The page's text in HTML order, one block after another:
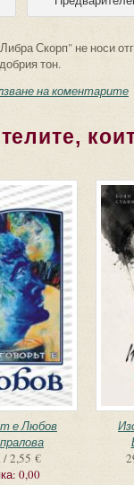
Скорп" не носи
тон.
на коментарите
е Любов
/ 2,55 €
0,00